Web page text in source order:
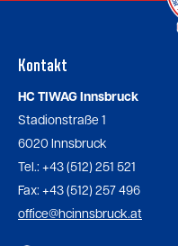
Kontakt
HC TIWAG Innsbruck
Stadionstraße 1
6020 Innsbruck
Tel.: +43 (512) 251 521
Fax: +43 (512) 257 496
office@hcinnsbruck.at